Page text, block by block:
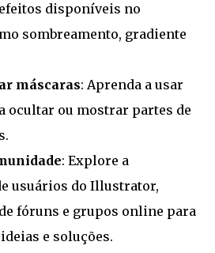
disponíveis no
sombreamento, gradiente
máscaras: Aprenda a usar
ocultar ou mostrar partes de
: Explore a
usuários do Illustrator,
fóruns e grupos online para
e soluções.